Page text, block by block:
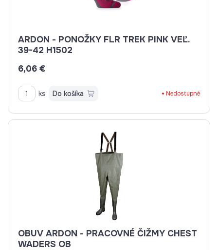
ARDON - PONOŽKY FLR TREK PINK VEĽ.
39-42 H1502
6,06 €
ks Do košíka Nedostupné
OBUV ARDON - PRACOVNÉ ČIŽMY CHEST
WADERS OB